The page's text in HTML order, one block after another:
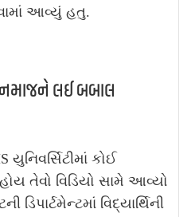
આવ્યું હતુ.
નમાજને લઈ બબાલ
યુનિવર્સિટીમાં કોઈ
તેવો વિડિયો સામે આવ્યો
વિદ્યાર્થિની